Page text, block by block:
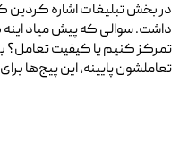
در بخش تبلیغات اشاره کردین
داشت. سوالی که پیش میاد
تمرکز کنیم یا کیفیت تعامل؟
تعاملشون پایینه، این پیج‌ها